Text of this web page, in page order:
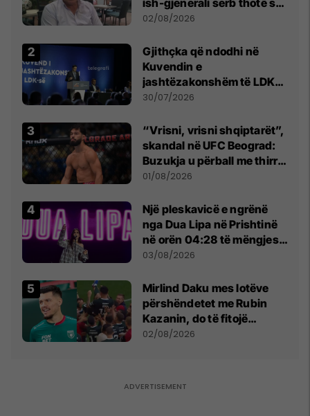
dikush e tradhtoi në
02/08/2026
Gjithçka që ndodhi në
Kuvendin e
jashtëzakonshëm të LDK-
së
30/07/2026
“Vrisni, vrisni shqiptarët”,
skandal në UFC Beograd:
Buzukja u përball me thirrje
anti-shqiptare nga
01/08/2026
Një pleskavicë e ngrënë
nga Dua Lipa në Prishtinë
në orën 04:28 të mëngjesit
- dhe bota digjitale serbe
03/08/2026
Mirlind Daku mes lotëve
përshëndetet me Rubin
Kazanin, do të fitojë
miliona te Spartak Moska
02/08/2026